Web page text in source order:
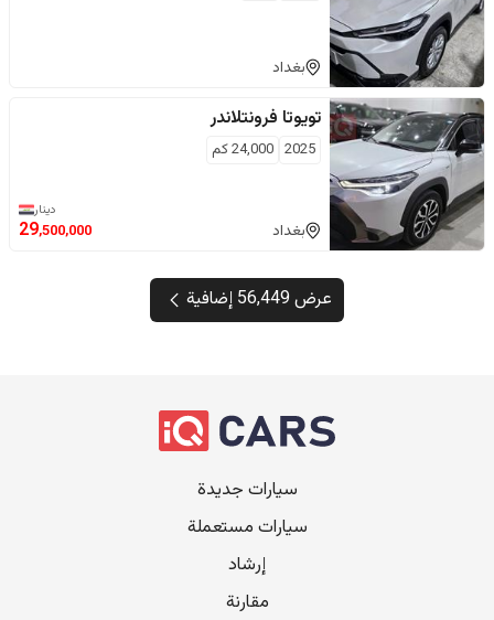
بغداد
تويوتا فرونتلاندر
2025
24,000كم
بغداد
دينار
29,500,000
عرض 56,449 إضافية
سيارات جديدة
سيارات مستعملة
إرشاد
مقارنة